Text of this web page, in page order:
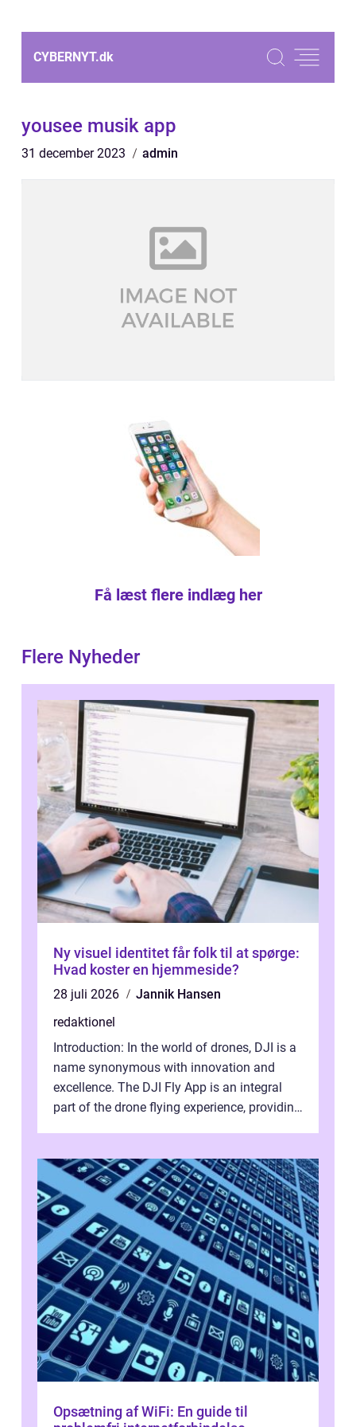
CYBERNYT.dk
yousee musik app
31 december 2023 admin
Få læst flere indlæg her
Flere Nyheder
Ny visuel identitet får folk til at spørge:
Hvad koster en hjemmeside?
28 juli 2026
Jannik Hansen
redaktionel
Introduction: In the world of drones, DJI is a
name synonymous with innovation and
excellence. The DJI Fly App is an integral
part of the drone flying experience, providing
Opsætning af WiFi: En guide til